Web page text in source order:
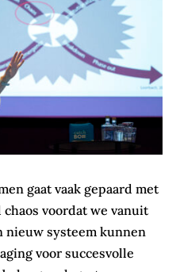
gaat vaak gepaard met
voordat we vanuit
nieuw systeem kunnen
voor succesvolle